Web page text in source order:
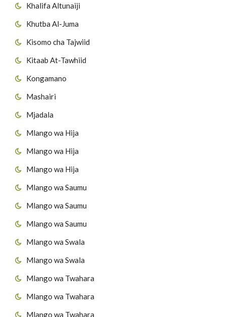
Khalifa Altunaiji
Khutba Al-Juma
Kisomo cha Tajwiid
Kitaab At-Tawhiid
Kongamano
Mashairi
Mjadala
Mlango wa Hija
Mlango wa Hija
Mlango wa Hija
Mlango wa Saumu
Mlango wa Saumu
Mlango wa Saumu
Mlango wa Swala
Mlango wa Swala
Mlango wa Twahara
Mlango wa Twahara
Mlango wa Twahara